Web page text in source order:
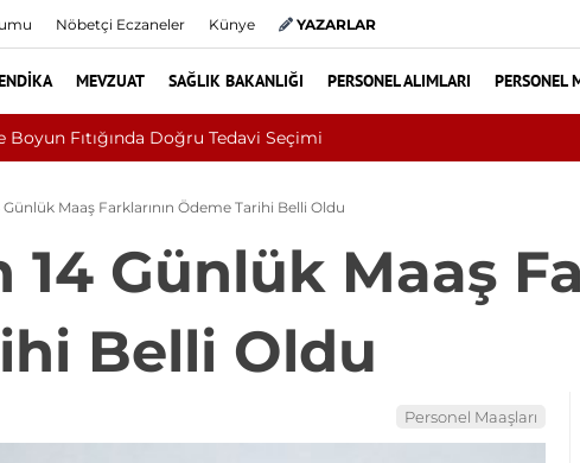
Nöbetçi Eczaneler Künye YAZARLAR
MEVZUAT SAĞLIK BAKANLIĞI PERSONEL ALIMLARI PERSONEL
Kültür ve Turizm Bakanlığı Uludağ Alan
Günlük Maaş Farklarının Ödeme Tarihi Belli Oldu
14 Günlük Maaş
Belli Oldu
Personel Maaşları